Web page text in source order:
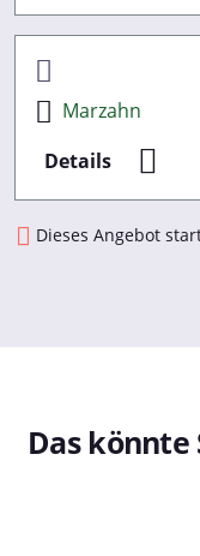
Marzahn
Details
Dieses Angebot
Das könnte